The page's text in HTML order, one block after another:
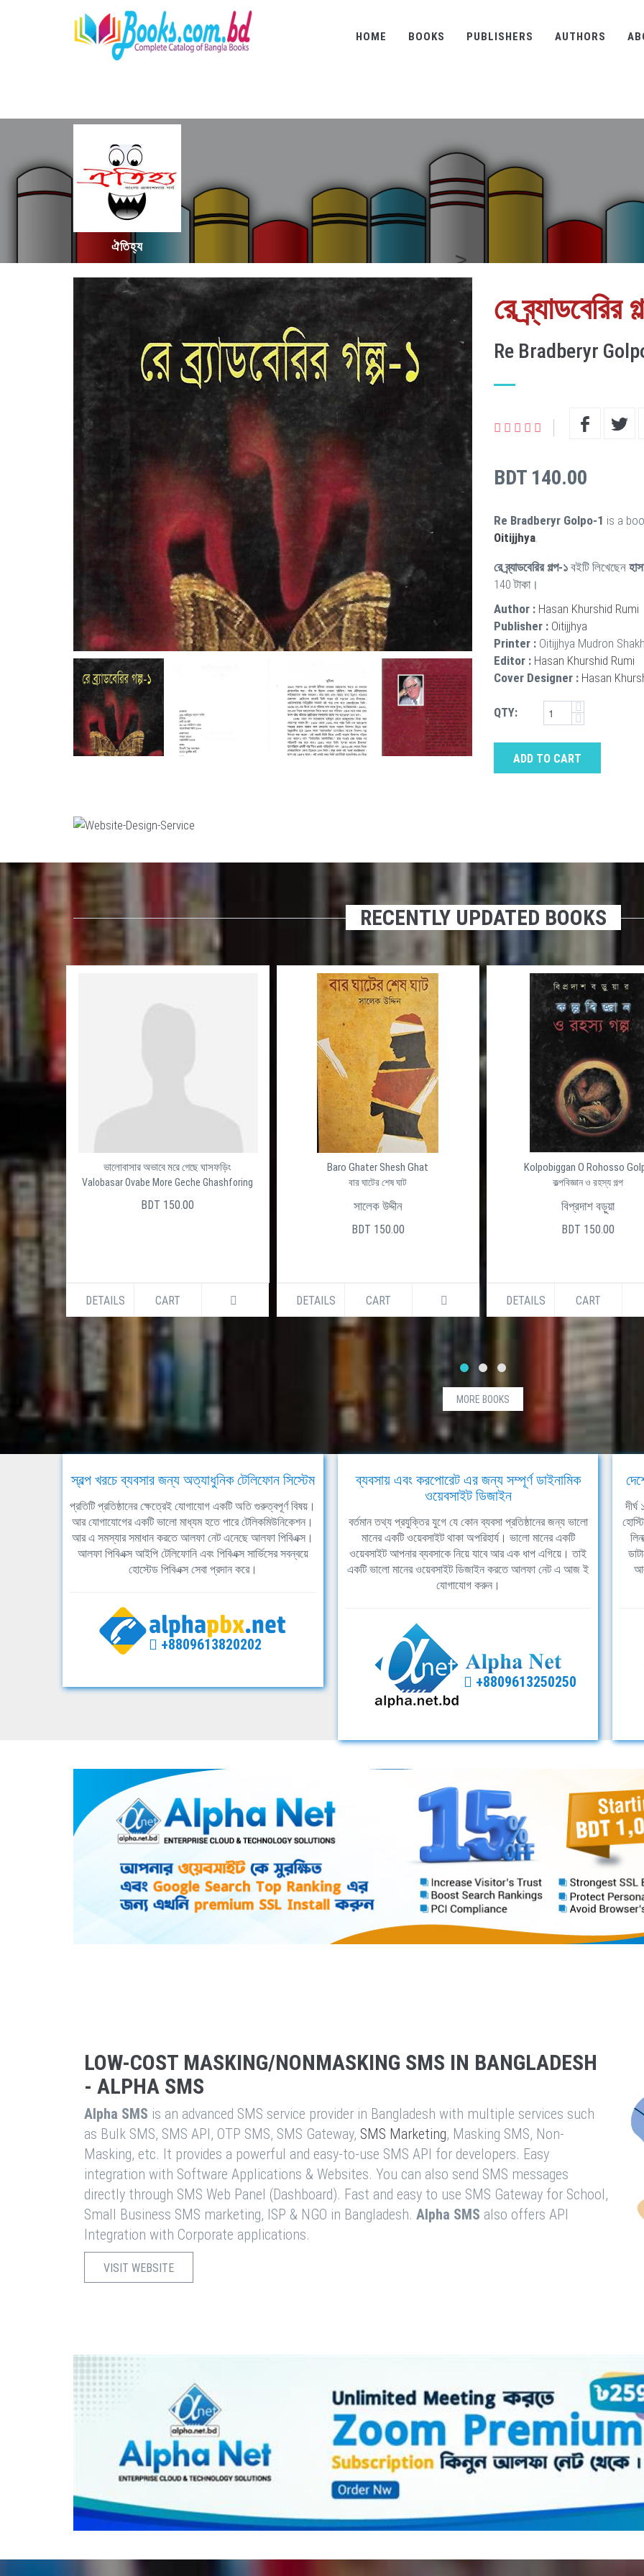
HOME BOOKS PUBLISHERS AUTHORS
ঐতিহ্য
রে ব্র্যাডবেরির
Re Bradberyr
BDT 140.00
Re Bradberyr Golpo-1 is a
Oitijjhya.
রে ব্র্যাডবেরির গল্প-১ বইটি লিখেছেন
140 টাকা।
Author : Hasan Khurshid Rumi
Publisher : Oitijjhya
Printer : Oitijjhya Mudron
Editor : Hasan Khurshid Rumi
Cover Designer : Hasan
QTY:
ADD TO CART
RECENTLY UPDATED BOOKS
ভালোবাসার অভাবে মরে গেছে ঘাসফড়িং
Valobasar Ovabe More Geche Ghashforing
BDT 150.00
DETAILS CART
Baro Ghater Shesh Ghat
বার ঘাটের শেষ ঘাট
সালেক উদ্দীন
BDT 150.00
DETAILS CART
Kolpobiggan O Rohosso Golpo
কল্পবিজ্ঞান ও রহস্য গল্প
বিপ্রদাশ বড়ুয়া
BDT 150.00
DETAILS CART
MORE BOOKS
স্বল্প খরচে ব্যবসার জন্য অত্যাধুনিক টেলিফোন সিস্টেম
প্রতিটি প্রতিষ্ঠানের ক্ষেত্রেই যোগাযোগ একটি অতি গুরুত্বপূর্ণ বিষয়।
আর যোগাযোগের একটি ভালো মাধ্যম হতে পারে টেলিকমিউনিকেশন।
আর এ সমস্যার সমাধান করতে আলফা নেট এনেছে আলফা পিবিএক্স।
আলফা পিবিএক্স আইপি টেলিফোনি এবং পিবিএক্স সার্ভিসের সবন্বয়ে
হোস্টেড পিবিএক্স সেবা প্রদান করে।
+8809613820202
ব্যবসায় এবং করপোরেট এর জন্য সম্পূর্ণ ডাইনামিক
ওয়েবসাইট ডিজাইন
বর্তমান তথ্য প্রযুক্তির যুগে যে কোন ব্যবসা প্রতিষ্ঠানের জন্য ভালো
মানের একটি ওয়েবসাইট থাকা অপরিহার্য। ভালো মানের একটি
ওয়েবসাইট আপনার ব্যবসাকে নিয়ে যাবে আর এক ধাপ এগিয়ে। তাই
একটি ভালো মানের ওয়েবসাইট ডিজাইন করতে আলফা নেট এ আজ ই
যোগাযোগ করুন।
+8809613250250
LOW-COST MASKING/NONMASKING SMS IN BANGLADESH
- ALPHA SMS
Alpha SMS is an advanced SMS service provider in Bangladesh with multiple services such
as Bulk SMS, SMS API, OTP SMS, SMS Gateway, SMS Marketing, Masking SMS, Non-
Masking, etc. It provides a powerful and easy-to-use SMS API for developers. Easy
integration with Software Applications & Websites. You can also send SMS messages
directly through SMS Web Panel (Dashboard). Fast and easy to use SMS Gateway for School,
Small Business SMS marketing, ISP & NGO in Bangladesh. Alpha SMS also offers API
Integration with Corporate applications.
VISIT WEBSITE